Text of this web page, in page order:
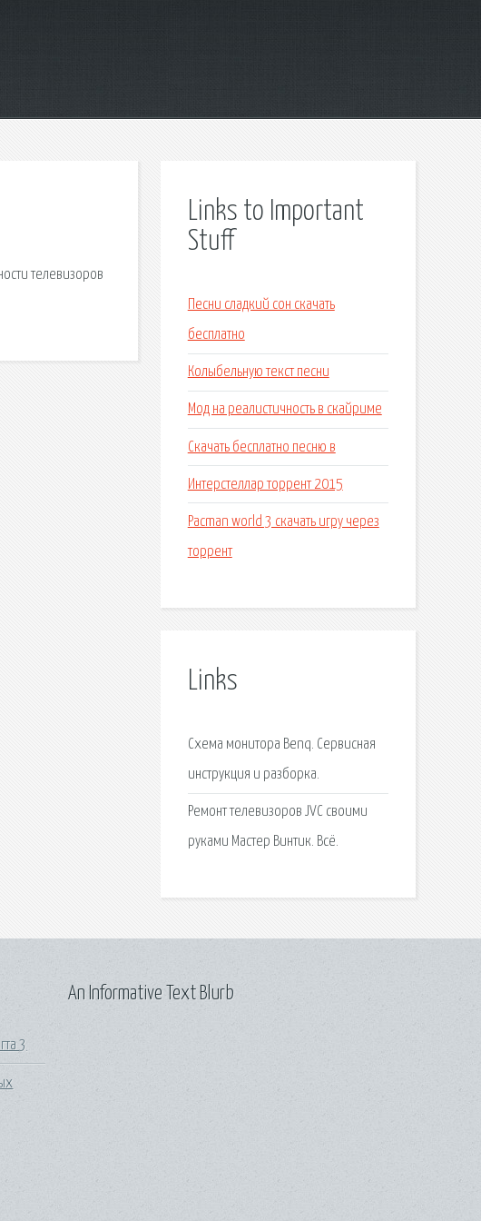
телевизоров
Links to Important
Stuff
Песни сладкий сон скачать
бесплатно
Колыбельную текст песни
Мод на реалистичность в скайриме
Скачать бесплатно песню в
Интерстеллар торрент 2015
Pacman world 3 скачать игру через
торрент
Links
Схема монитора Benq. Сервисная
инструкция и разборка.
Ремонт телевизоров JVC своими
руками Мастер Винтик. Всё.
3
An Informative Text Blurb